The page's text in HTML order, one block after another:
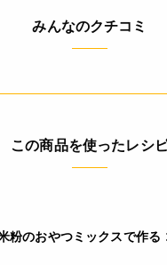
ン
、落花生・小麦・卵・乳成
みんなのクチコミ
この商品を使ったレシ
粉のおやつミックスで作る